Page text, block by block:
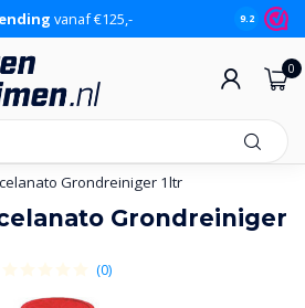
vanaf €125,- 9.2
0
Grondreiniger 1ltr
Grondreiniger
(0)